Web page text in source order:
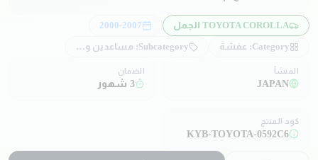
TOYOTA COROLLA الجمل
2000-2007
Category: عفشة Subcategory: مساعدين و صدادات
المنشأ
JAPAN
الضمان
3 شهور
كود المنتج
KYB-TOYOTA-0592C6